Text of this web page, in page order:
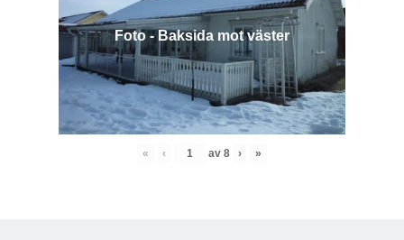
Foto - Baksida mot väster
« ‹ av 8 › »